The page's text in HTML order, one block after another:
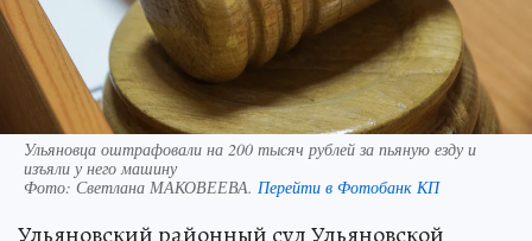
Ульяновца оштрафовали на 200 тысяч рублей за пьяную езду и
изъяли у него машину
Фото: Светлана МАКОВЕЕВА. Перейти в Фотобанк КП
Ульяновский районный суд Ульяновской